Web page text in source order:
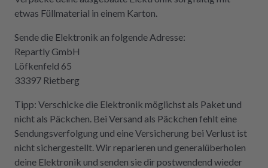
etwas Füllmaterial in einem Karton.
Sende die Elektronik an folgende Adresse:
Repartly GmbH
Löfkenfeld 65
33397 Rietberg
Tipp: Verschicke die Elektronik möglichst als Paket und
nicht als Päckchen. Bei Versand als Päckchen fehlt eine
Sendungsverfolgung und eine Versicherung bei Verlust ist
nicht sichergestellt. Wir reparieren und generalüberholen
deine Elektronik und senden sie dir postwendend wieder